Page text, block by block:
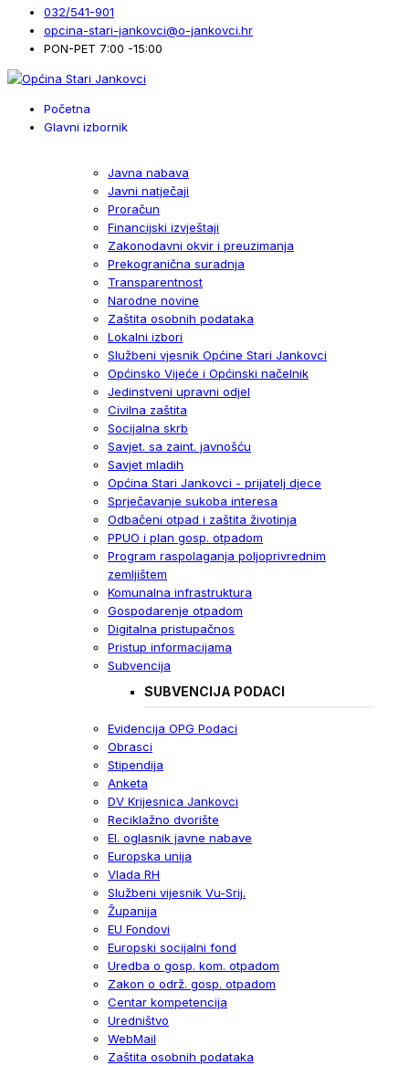
032/541-901
opcina-stari-jankovci@o-jankovci.hr
PON-PET 7:00 -15:00
Početna
Glavni izbornik
Javna nabava
Javni natječaji
Proračun
Financijski izvještaji
Zakonodavni okvir i preuzimanja
Prekogranična suradnja
Transparentnost
Narodne novine
Zaštita osobnih podataka
Lokalni izbori
Službeni vjesnik Općine Stari Jankovci
Općinsko Vijeće i Općinski načelnik
Jedinstveni upravni odjel
Civilna zaštita
Socijalna skrb
Savjet. sa zaint. javnošću
Savjet mladih
Općina Stari Jankovci - prijatelj djece
Sprječavanje sukoba interesa
Odbačeni otpad i zaštita životinja
PPUO i plan gosp. otpadom
Program raspolaganja poljoprivrednim
zemljištem
Komunalna infrastruktura
Gospodarenje otpadom
Digitalna pristupačnos
Pristup informacijama
Subvencija
SUBVENCIJA PODACI
Evidencija OPG Podaci
Obrasci
Stipendija
Anketa
DV Krijesnica Jankovci
Reciklažno dvorište
El. oglasnik javne nabave
Europska unija
Vlada RH
Službeni vijesnik Vu-Srij.
Županija
EU Fondovi
Europski socijalni fond
Uredba o gosp. kom. otpadom
Zakon o održ. gosp. otpadom
Centar kompetencija
Uredništvo
WebMail
Zaštita osobnih podataka